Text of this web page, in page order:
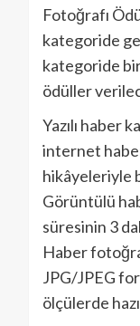
Fotoğrafı
kategoride
kategoride
ödüller
Yazılı haber
internet
hikâyeleriyle
Görüntülü
süresinin 3
Haber
JPG/JPEG
ölçülerde